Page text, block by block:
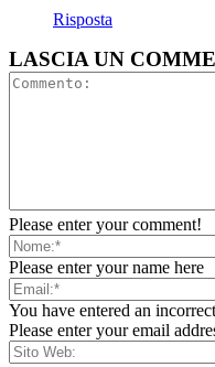
Risposta
LASCIA UN
Please enter your comment!
Please enter your name here
You have entered an
Please enter your email